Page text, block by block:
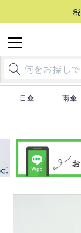
日傘 雨傘